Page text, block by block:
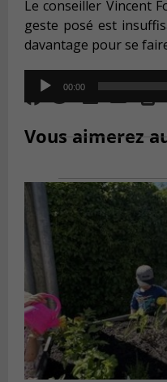
Le conseiller Vincent
geste posé est
davantage pour se
Audio
Player
00:00
Vous aimerez